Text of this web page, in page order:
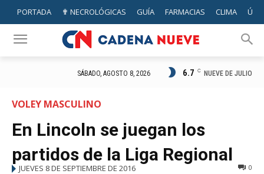
PORTADA ✟ NECROLÓGICAS GUÍA FARMACIAS CLIMA
SÁBADO, AGOSTO 8, 2026 6.7 C NUEVE DE JULIO
VOLEY MASCULINO
En Lincoln se juegan los
partidos de la Liga Regional
JUEVES 8 DE SEPTIEMBRE DE 2016 0